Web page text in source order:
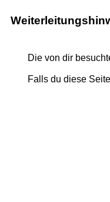
Die von dir
Falls du diese